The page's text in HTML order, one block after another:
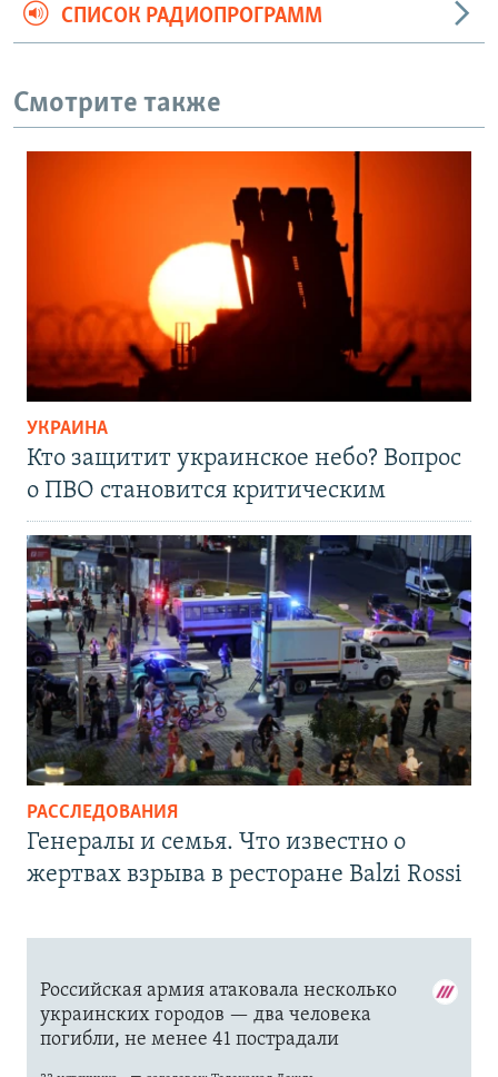
СПИСОК РАДИОПРОГРАММ
Смотрите также
УКРАИНА
Кто защитит украинское небо? Вопрос
о ПВО становится критическим
РАССЛЕДОВАНИЯ
Генералы и семья. Что известно о
жертвах взрыва в ресторане Balzi Rossi